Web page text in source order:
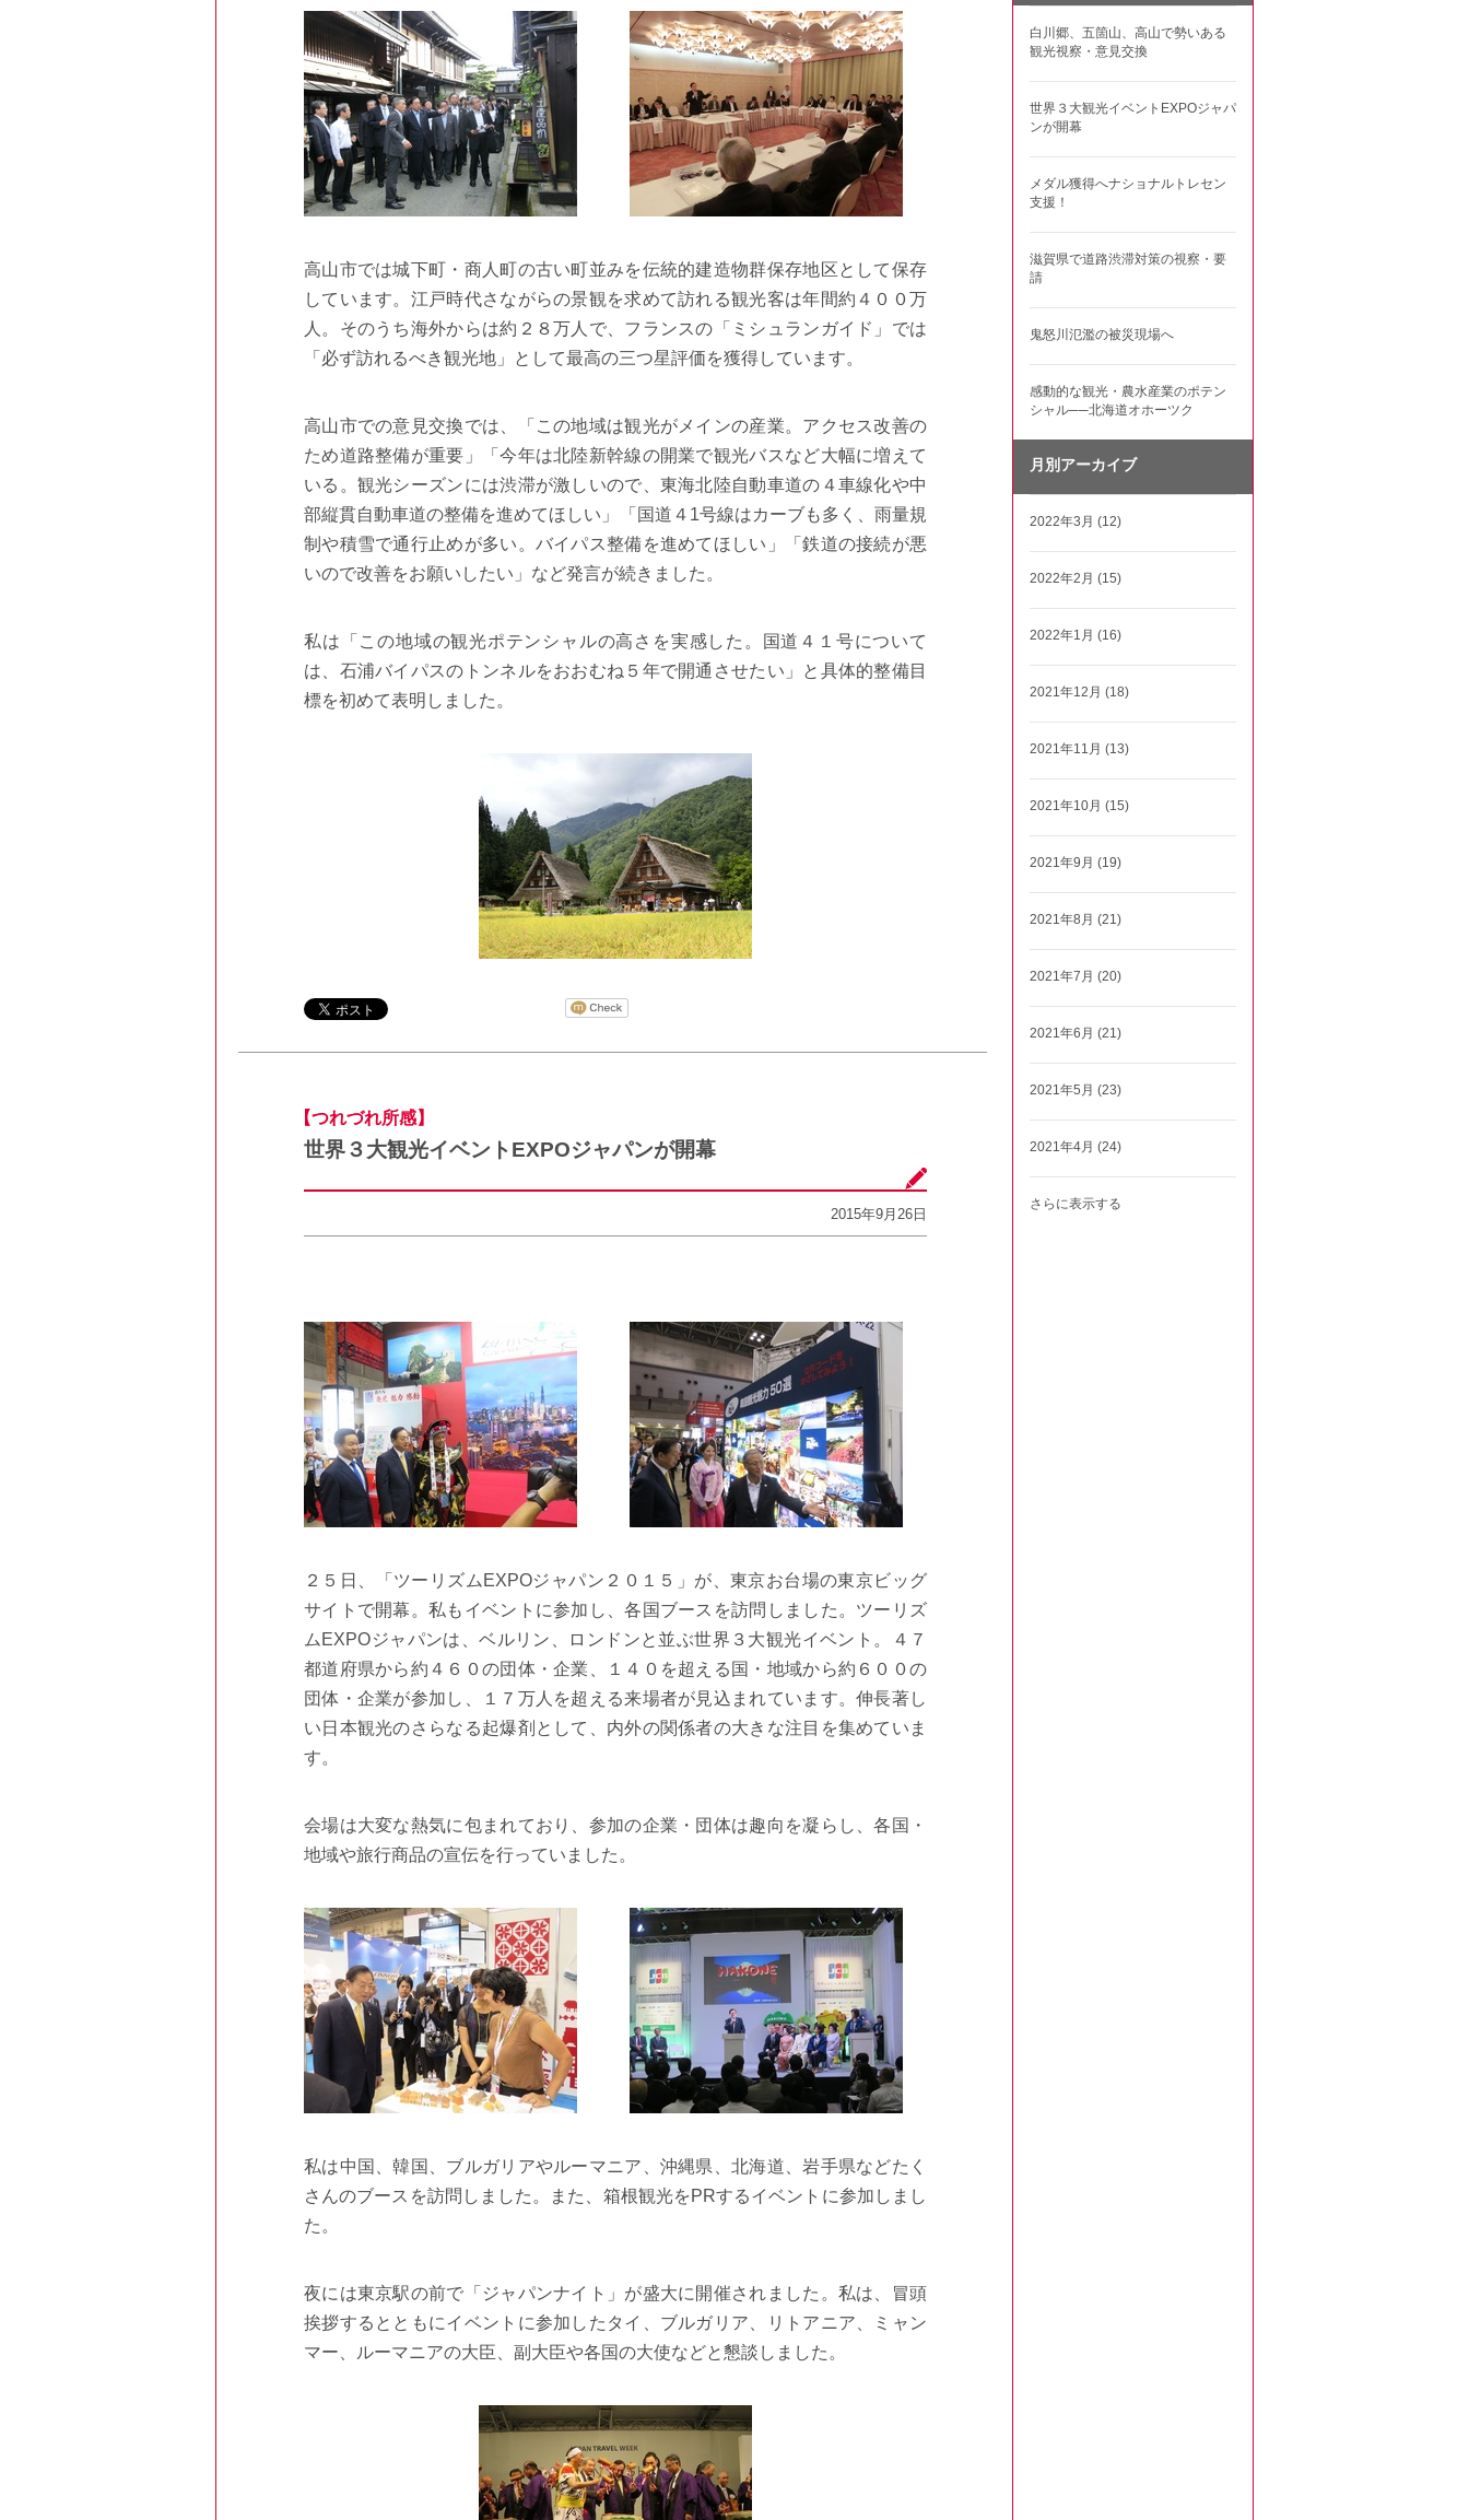
高山市では城下町・商人町の古い町並みを伝統的建造物群保存地区として保存
しています。江戸時代さながらの景観を求めて訪れる観光客は年間約４００万
人。そのうち海外からは約２８万人で、フランスの「ミシュランガイド」では
「必ず訪れるべき観光地」として最高の三つ星評価を獲得しています。
高山市での意見交換では、「この地域は観光がメインの産業。アクセス改善の
ため道路整備が重要」「今年は北陸新幹線の開業で観光バスなど大幅に増えて
いる。観光シーズンには渋滞が激しいので、東海北陸自動車道の４車線化や中
部縦貫自動車道の整備を進めてほしい」「国道４1号線はカーブも多く、雨量規
制や積雪で通行止めが多い。バイパス整備を進めてほしい」「鉄道の接続が悪
いので改善をお願いしたい」など発言が続きました。
私は「この地域の観光ポテンシャルの高さを実感した。国道４１号について
は、石浦バイパスのトンネルをおおむね５年で開通させたい」と具体的整備目
標を初めて表明しました。
【つれづれ所感】
世界３大観光イベントEXPOジャパンが開幕
2015年9月26日
２５日、「ツーリズムEXPOジャパン２０１５」が、東京お台場の東京ビッグ
サイトで開幕。私もイベントに参加し、各国ブースを訪問しました。ツーリズ
ムEXPOジャパンは、ベルリン、ロンドンと並ぶ世界３大観光イベント。４７
都道府県から約４６０の団体・企業、１４０を超える国・地域から約６００の
団体・企業が参加し、１７万人を超える来場者が見込まれています。伸長著し
い日本観光のさらなる起爆剤として、内外の関係者の大きな注目を集めていま
す。
会場は大変な熱気に包まれており、参加の企業・団体は趣向を凝らし、各国・
地域や旅行商品の宣伝を行っていました。
私は中国、韓国、ブルガリアやルーマニア、沖縄県、北海道、岩手県などたく
さんのブースを訪問しました。また、箱根観光をPRするイベントに参加しまし
た。
夜には東京駅の前で「ジャパンナイト」が盛大に開催されました。私は、冒頭
挨拶するとともにイベントに参加したタイ、ブルガリア、リトアニア、ミャン
マー、ルーマニアの大臣、副大臣や各国の大使などと懇談しました。
白川郷、五箇山、高山で勢いある
観光視察・意見交換
世界３大観光イベントEXPOジャパ
ンが開幕
メダル獲得へナショナルトレセン
支援！
滋賀県で道路渋滞対策の視察・要
請
鬼怒川氾濫の被災現場へ
感動的な観光・農水産業のポテン
シャル──北海道オホーツク
月別アーカイブ
2022年3月 (12)
2022年2月 (15)
2022年1月 (16)
2021年12月 (18)
2021年11月 (13)
2021年10月 (15)
2021年9月 (19)
2021年8月 (21)
2021年7月 (20)
2021年6月 (21)
2021年5月 (23)
2021年4月 (24)
さらに表示する